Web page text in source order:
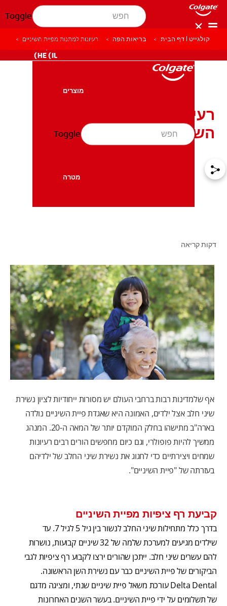
Toggle
לאנשי המקצוע
HE (IL)
HE (IL)
מוצרים
בריאות הפה
מטרה
Toggle
קולגייט | דף הבית בריאות הפה רעיונות למתנות מפיית השיניים
רעיונות למתנות מפיית
השיניים
דקות קריאה
אף שלמדינות רבות ברחבי העולם יש מסורות ייחודיות לציון נשירת
שיני חלב אצל ילדים, האמונה היא שאגדת פיית השיניים נולדה
בארה"ב מתישהו בחלק המוקדם יותר של המאה ה-20. המנהג
ממשיך להיות פופולרי, וגם כיום מחפשים הורים רבים רעיונות
שמחים ויצירתיים כדי לחגוג את נשירת שיני החלב של ילדיהם
בעזרתה של "פיית השיניים".
קביעת רף ציפיות מפיית השיניים
בדרך כלל מתחילות שיני החלב לנשור בין גיל 5 לגיל 7. עד
שילדים מגיעים למערכת שלמה של 32 שיניים קבועות, נושרות
להם עשרים שיני חלב. ייתכן שהורים ירצו לקבוע רף ציפיות לגבי
הביקורים של פיית השיניים כבר עם נשירת השן הראשונה.
Delta Dental עורכת משאל פיית שיניים שנתי, ומציגה מדגם
של תשלומים על ידי פיית השיניים. בעשר השנים האחרונות